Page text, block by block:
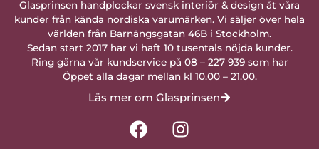
Glasprinsen handplockar svensk interiör & design åt våra
kunder från kända nordiska varumärken. Vi säljer över hela
världen från Barnängsgatan 46B i Stockholm.
Sedan start 2017 har vi haft 10 tusentals nöjda kunder.
Ring gärna vår kundservice på 08 – 227 939 som har
Öppet alla dagar mellan kl 10.00 – 21.00.
Läs mer om Glasprinsen
F
a
I
n